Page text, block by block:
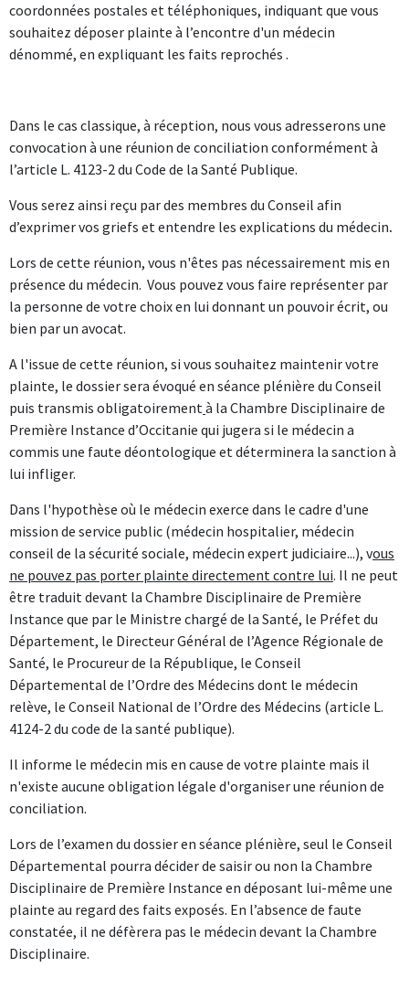
coordonnées postales et téléphoniques, indiquant que vous
souhaitez déposer plainte à l’encontre d'un médecin
dénommé, en expliquant les faits reprochés .
Dans le cas classique, à réception, nous vous adresserons une
convocation à une réunion de conciliation conformément à
l’article L. 4123-2 du Code de la Santé Publique.
Vous serez ainsi reçu par des membres du Conseil afin
d’exprimer vos griefs et entendre les explications du médecin.
Lors de cette réunion, vous n'êtes pas nécessairement mis en
présence du médecin. Vous pouvez vous faire représenter par
la personne de votre choix en lui donnant un pouvoir écrit, ou
bien par un avocat.
A l'issue de cette réunion, si vous souhaitez maintenir votre
plainte, le dossier sera évoqué en séance plénière du Conseil
puis transmis obligatoirementà la Chambre Disciplinaire de
Première Instance d’Occitanie qui jugera si le médecin a
commis une faute déontologique et déterminera la sanction à
lui infliger.
Dans l'hypothèse où le médecin exerce dans le cadre d'une
mission de service public (médecin hospitalier, médecin
conseil de la sécurité sociale, médecin expert judiciaire...), vous
ne pouvez pas porter plainte directement contre lui. Il ne peut
être traduit devant la Chambre Disciplinaire de Première
Instance que par le Ministre chargé de la Santé, le Préfet du
Département, le Directeur Général de l’Agence Régionale de
Santé, le Procureur de la République, le Conseil
Départemental de l’Ordre des Médecins dont le médecin
relève, le Conseil National de l’Ordre des Médecins (article L.
4124-2 du code de la santé publique).
Il informe le médecin mis en cause de votre plainte mais il
n'existe aucune obligation légale d'organiser une réunion de
conciliation.
Lors de l’examen du dossier en séance plénière, seul le Conseil
Départemental pourra décider de saisir ou non la Chambre
Disciplinaire de Première Instance en déposant lui-même une
plainte au regard des faits exposés. En l’absence de faute
constatée, il ne défèrera pas le médecin devant la Chambre
Disciplinaire.